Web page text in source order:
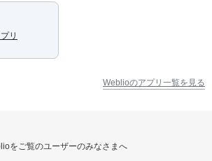
リ
Weblioのアプリ一覧を見る
をご覧のユーザーのみなさまへ